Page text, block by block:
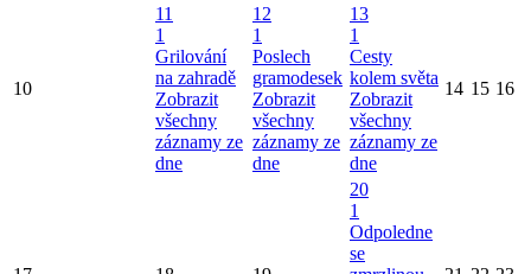
10
11
1
Grilování
na zahradě
Zobrazit
všechny
záznamy ze
dne
12
1
Poslech
gramodesek
Zobrazit
všechny
záznamy ze
dne
13
1
Cesty
kolem světa
Zobrazit
všechny
záznamy ze
dne
14 15 16
20
1
Odpoledne
se